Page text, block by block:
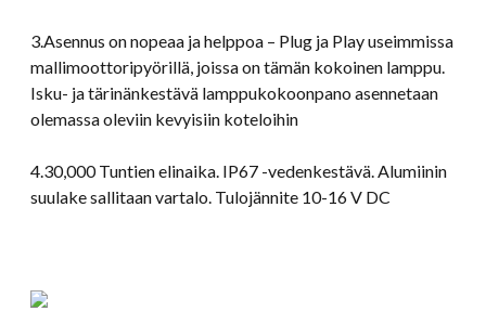
3.Asennus on nopeaa ja helppoa – Plug ja Play useimmissa
mallimoottoripyörillä, joissa on tämän kokoinen lamppu.
Isku- ja tärinänkestävä lamppukokoonpano asennetaan
olemassa oleviin kevyisiin koteloihin
4.30,000 Tuntien elinaika. IP67 -vedenkestävä. Alumiinin
suulake sallitaan vartalo. Tulojännite 10-16 V DC